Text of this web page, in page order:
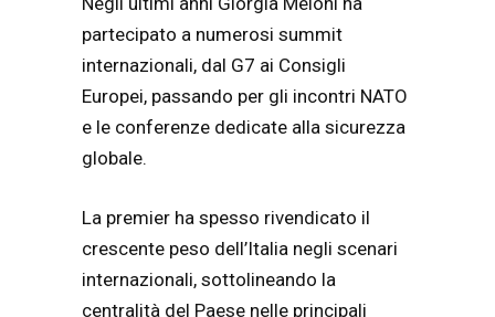
partecipato a numerosi summit
internazionali, dal G7 ai Consigli
Europei, passando per gli incontri NATO
e le conferenze dedicate alla sicurezza
globale.
La premier ha spesso rivendicato il
crescente peso dell’Italia negli scenari
internazionali, sottolineando la
centralità del Paese nelle principali